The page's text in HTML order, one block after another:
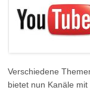
Shop
Verschiedene
bietet nun Kanäle